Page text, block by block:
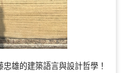
雄的建築語言與設計哲學！